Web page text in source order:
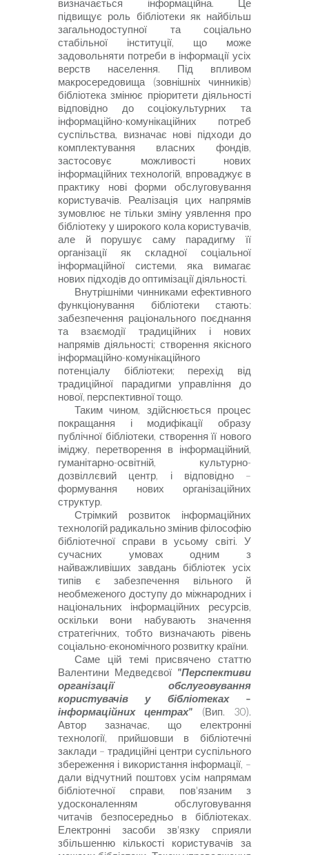
визначається інформаційна. Це
підвищує роль бібліотеки як найбільш
загальнодоступної та соціально
стабільної інституції, що може
задовольняти потреби в інформації усіх
верств населення. Під впливом
макросередовища (зовнішніх чинників)
бібліотека змінює пріоритети діяльності
відповідно до соціокультурних та
інформаційно-комунікаційних потреб
суспільства, визначає нові підходи до
комплектування власних фондів,
застосовує можливості нових
інформаційних технологій, впроваджує в
практику нові форми обслуговування
користувачів. Реалізація цих напрямів
зумовлює не тільки зміну уявлення про
бібліотеку у широкого кола користувачів,
але й порушує саму парадигму її
організації як складної соціальної
інформаційної системи, яка вимагає
нових підходів до оптимізації діяльності.
Внутрішніми чинниками ефективного
функціонування бібліотеки стають:
забезпечення раціонального поєднання
та взаємодії традиційних і нових
напрямів діяльності; створення якісного
інформаційно-комунікаційного
потенціалу бібліотеки; перехід від
традиційної парадигми управління до
нової, перспективної тощо.
Таким чином, здійснюється процес
покращання і модифікації образу
публічної бібліотеки, створення її нового
іміджу, перетворення в інформаційний,
гуманітарно-освітній, культурно-
дозвіллєвий центр, і відповідно –
формування нових організаційних
структур.
Стрімкий розвиток інформаційних
технологій радикально змінив філософію
бібліотечної справи в усьому світі. У
сучасних умовах одним з
найважливіших завдань бібліотек усіх
типів є забезпечення вільного й
необмеженого доступу до міжнародних і
національних інформаційних ресурсів,
оскільки вони набувають значення
стратегічних, тобто визначають рівень
соціально-економічного розвитку країни.
Саме цій темі присвячено статтю
Валентини Медведєвої "Перспективи
організації обслуговування
користувачів у бібліотеках –
інформаційних центрах" (Вип. 30).
Автор зазначає, що електронні
технології, прийшовши в бібліотечні
заклади – традиційні центри суспільного
збереження і використання інформації, –
дали відчутний поштовх усім напрямам
бібліотечної справи, пов'язаним з
удосконаленням обслуговування
читачів безпосередньо в бібліотеках.
Електронні засоби зв'язку сприяли
збільшенню кількості користувачів за